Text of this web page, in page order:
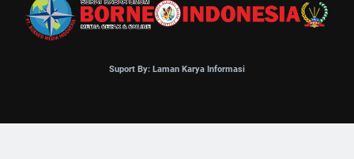
Suport By: Laman Karya Informasi